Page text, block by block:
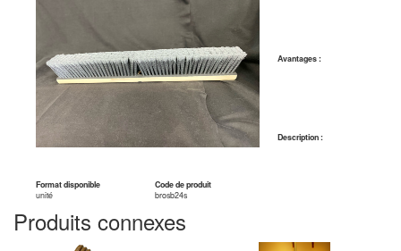
Format disponible
Code de produit
unité
brosb24s
Avantages :
Description :
Produits connexes